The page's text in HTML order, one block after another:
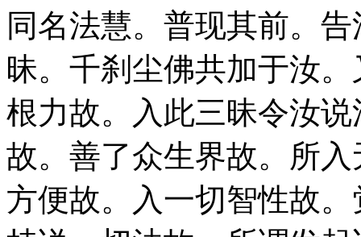
同名法慧。普现其前。
昧。千刹尘佛共加于汝
根力故。入此三昧令汝
故。善了众生界故。所
方便故。入一切智性故